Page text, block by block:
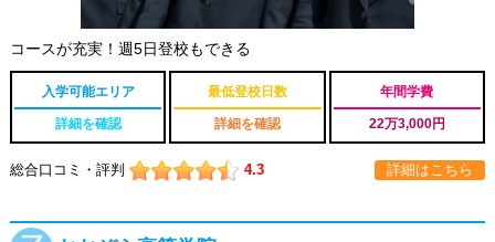
コースが充実！週5日登校もできる
入学可能エリア
詳細を確認
最低登校日数
詳細を確認
年間学費
22万3,000円
総合口コミ・評判 4.3 詳細はこちら